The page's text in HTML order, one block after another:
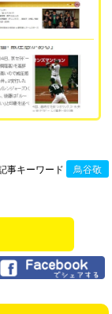
事キーワード 鳥谷敬